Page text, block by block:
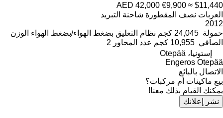
AED 42,000 €9,900 ≈ $11,440
العربات نصف المقطورة شاحنة التبريد
2012
حمولة 24,045 كجم نظام التعليق بضغط الهواء/بضغط الهواء الوزن
الصافي 10,955 كجم عدد المحاور 2
إستونيا، Otepää
Engeros Otepää
الاتصال بالبائع
بيع ماكينات أم مركبات؟
يمكنك القيام بذلك معنا!
نشر إعلانك